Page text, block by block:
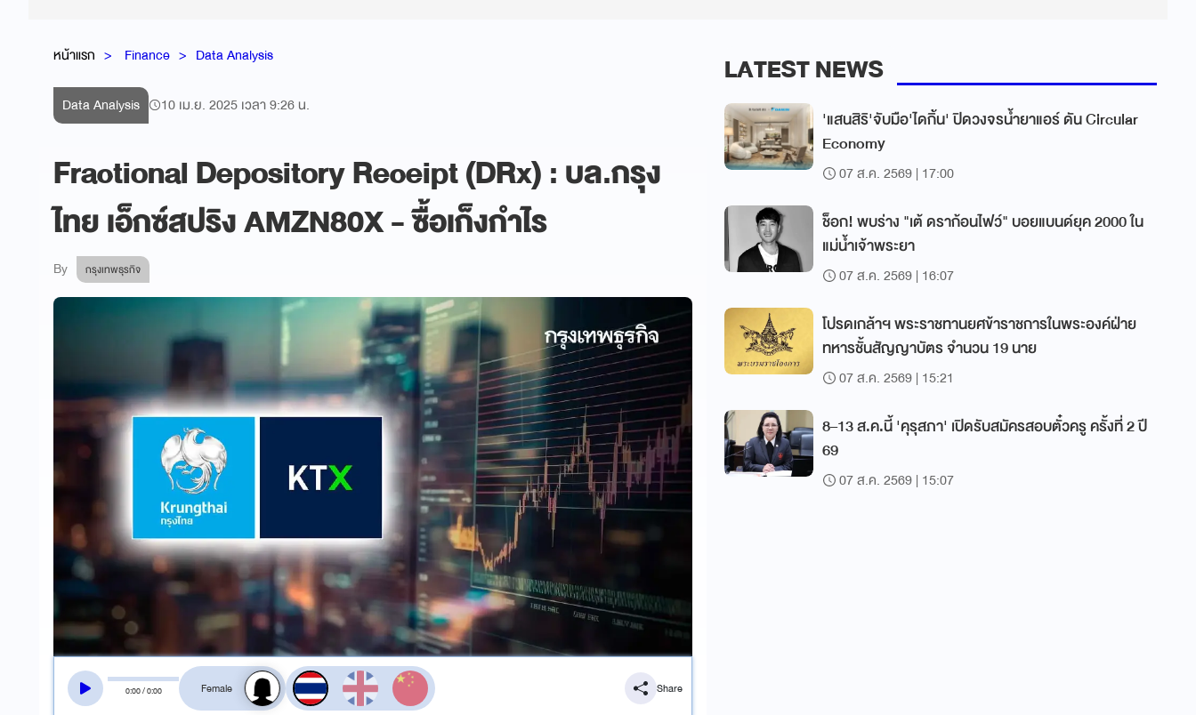
หน้าแรก Finance Data Analysis
Data Analysis 10 เม.ย. 2025 เวลา 9:26 น.
Fractional Depository Receipt (DRx) : บล.กรุง
ไทย เอ็กซ์สปริง AMZN80X - ซื้อเก็งกำไร
By กรุงเทพธุรกิจ
0:00/0:00
สลับเสียงอ่าน
Share
LATEST NEWS
'แสนสิริ'จับมือ'ไดกิ้น' ปิดวงจรน้ำยาแอร์ ดัน Circular
Economy
07 ส.ค. 2569 | 17:00
ช็อก! พบร่าง "เต้ ดราก้อนไฟว์" บอยแบนด์ยุค 2000 ใน
แม่น้ำเจ้าพระยา
07 ส.ค. 2569 | 16:07
โปรดเกล้าฯ พระราชทานยศข้าราชการในพระองค์ฝ่าย
ทหารชั้นสัญญาบัตร จำนวน 19 นาย
07 ส.ค. 2569 | 15:21
8–13 ส.ค.นี้ 'คุรุสภา' เปิดรับสมัครสอบตั๋วครู ครั้งที่ 2 ปี
69
07 ส.ค. 2569 | 15:07